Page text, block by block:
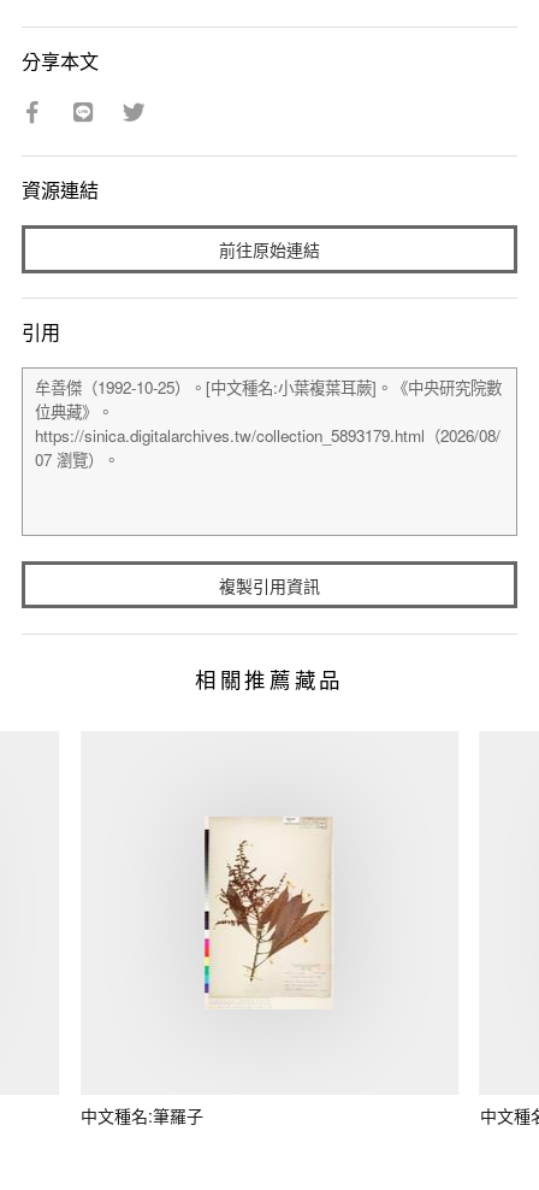
分享本文
資源連結
前往原始連結
引用
複製引用資訊
相關推薦藏品
中文種名:筆羅子 中文種